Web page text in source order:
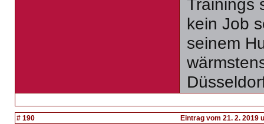
Trainings
kein Job
seinem
# 190
Eintrag vom 21. 2. 2019